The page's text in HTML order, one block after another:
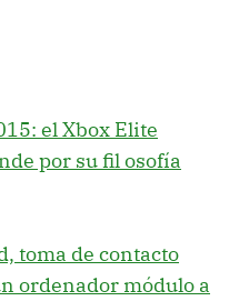
el Xbox Elite
por su fil osofía
toma de contacto
ordenador módulo a